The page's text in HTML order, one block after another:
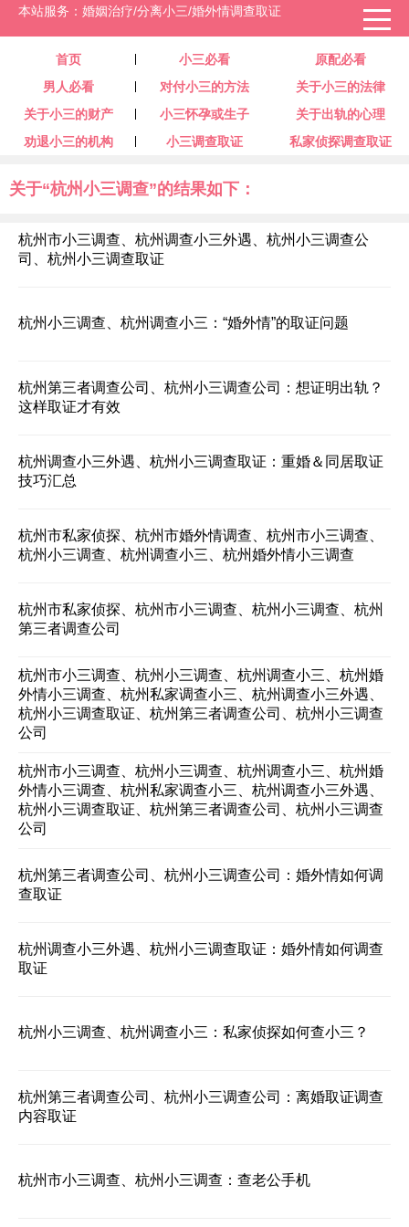
首页 小三必看
原配必看
男人必看
对付小三的方法
关于小三的法律
关于小三的财产
小三怀孕或生子
关于出轨的心理
劝退小三的机构
小三调查取证 私家侦探调查取证
本站服务：婚姻治疗/分离小三/婚外情调查取证
关于“杭州小三调查”的结果如下：
杭州市小三调查、杭州调查小三外遇、杭州小三调查公
司、杭州小三调查取证
杭州小三调查、杭州调查小三：“婚外情”的取证问题
杭州第三者调查公司、杭州小三调查公司：想证明出轨？
这样取证才有效
杭州调查小三外遇、杭州小三调查取证：重婚＆同居取证
技巧汇总
杭州市私家侦探、杭州市婚外情调查、杭州市小三调查、
杭州小三调查、杭州调查小三、杭州婚外情小三调查
杭州市私家侦探、杭州市小三调查、杭州小三调查、杭州
第三者调查公司
杭州市小三调查、杭州小三调查、杭州调查小三、杭州婚
外情小三调查、杭州私家调查小三、杭州调查小三外遇、
杭州小三调查取证、杭州第三者调查公司、杭州小三调查
公司
杭州市小三调查、杭州小三调查、杭州调查小三、杭州婚
外情小三调查、杭州私家调查小三、杭州调查小三外遇、
杭州小三调查取证、杭州第三者调查公司、杭州小三调查
公司
杭州第三者调查公司、杭州小三调查公司：婚外情如何调
查取证
杭州调查小三外遇、杭州小三调查取证：婚外情如何调查
取证
杭州小三调查、杭州调查小三：私家侦探如何查小三？
杭州第三者调查公司、杭州小三调查公司：离婚取证调查
内容取证
杭州市小三调查、杭州小三调查：查老公手机